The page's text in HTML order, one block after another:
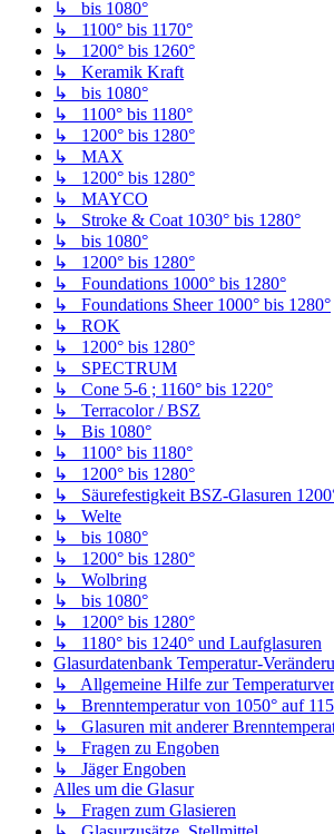
↳ bis 1080°
↳ 1100° bis 1170°
↳ 1200° bis 1260°
↳ Keramik Kraft
↳ bis 1080°
↳ 1100° bis 1180°
↳ 1200° bis 1280°
↳ MAX
↳ 1200° bis 1280°
↳ MAYCO
↳ Stroke & Coat 1030° bis 1280°
↳ bis 1080°
↳ 1200° bis 1280°
↳ Foundations 1000° bis 1280°
↳ Foundations Sheer 1000° bis 1280°
↳ ROK
↳ 1200° bis 1280°
↳ SPECTRUM
↳ Cone 5-6 ; 1160° bis 1220°
↳ Terracolor / BSZ
↳ Bis 1080°
↳ 1100° bis 1180°
↳ 1200° bis 1280°
↳ Säurefestigkeit BSZ-Glasuren
↳ Welte
↳ bis 1080°
↳ 1200° bis 1280°
↳ Wolbring
↳ bis 1080°
↳ 1200° bis 1280°
↳ 1180° bis 1240° und Laufglasuren
Glasurdatenbank Temperatur-
↳ Allgemeine Hilfe zur
↳ Brenntemperatur von 1050° auf
↳ Glasuren mit anderer
↳ Fragen zu Engoben
↳ Jäger Engoben
Alles um die Glasur
↳ Fragen zum Glasieren